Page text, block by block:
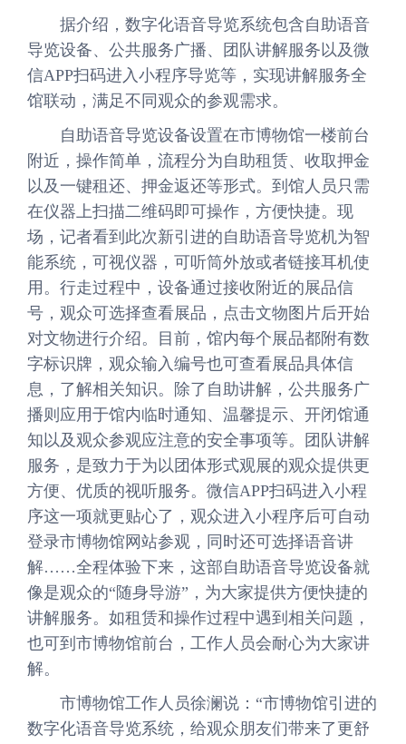
据介绍，数字化语音导览系统包含自助语音
导览设备、公共服务广播、团队讲解服务以及微
信APP扫码进入小程序导览等，实现讲解服务全
馆联动，满足不同观众的参观需求。
自助语音导览设备设置在市博物馆一楼前台
附近，操作简单，流程分为自助租赁、收取押金
以及一键租还、押金返还等形式。到馆人员只需
在仪器上扫描二维码即可操作，方便快捷。现
场，记者看到此次新引进的自助语音导览机为智
能系统，可视仪器，可听筒外放或者链接耳机使
用。行走过程中，设备通过接收附近的展品信
号，观众可选择查看展品，点击文物图片后开始
对文物进行介绍。目前，馆内每个展品都附有数
字标识牌，观众输入编号也可查看展品具体信
息，了解相关知识。除了自助讲解，公共服务广
播则应用于馆内临时通知、温馨提示、开闭馆通
知以及观众参观应注意的安全事项等。团队讲解
服务，是致力于为以团体形式观展的观众提供更
方便、优质的视听服务。微信APP扫码进入小程
序这一项就更贴心了，观众进入小程序后可自动
登录市博物馆网站参观，同时还可选择语音讲
解……全程体验下来，这部自助语音导览设备就
像是观众的“随身导游”，为大家提供方便快捷的
讲解服务。如租赁和操作过程中遇到相关问题，
也可到市博物馆前台，工作人员会耐心为大家讲
解。
市博物馆工作人员徐澜说：“市博物馆引进的
数字化语音导览系统，给观众朋友们带来了更舒